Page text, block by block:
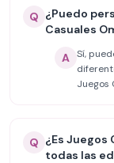
Q ¿Puedo
Casuales
A Sí,
Juegos
Q ¿Es Juegos
todas las